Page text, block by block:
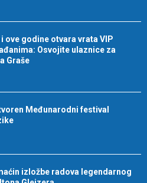
i ove godine otvara vrata VIP
Osvojite ulaznice za
Graše
Međunarodni festival
izložbe radova legendarnog